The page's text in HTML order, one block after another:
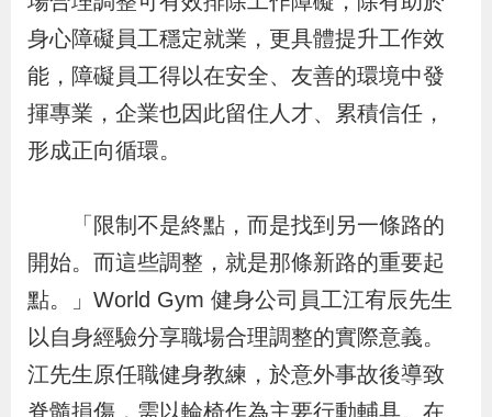
策
府
網
料
開
放
宣
告
身心障礙員工穩定就業，更具體提升工作效
能，障礙員工得以在安全、友善的環境中發
揮專業，企業也因此留住人才、累積信任，
形成正向循環。
「限制不是終點，而是找到另一條路的
開始。而這些調整，就是那條新路的重要起
點。」World Gym 健身公司員工江宥辰先生
以自身經驗分享職場合理調整的實際意義。
江先生原任職健身教練，於意外事故後導致
脊髓損傷，需以輪椅作為主要行動輔具。在